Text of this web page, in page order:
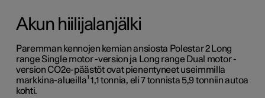
Akun hiilijalanjälki
Paremman kennojen kemian ansiosta Polestar 2 Long
range Single motor -version ja Long range Dual motor -
version CO2e-päästöt ovat pienentyneet useimmilla
markkina-alueilla¹ 1,1 tonnia, eli 7 tonnista 5,9 tonniin autoa
kohti.